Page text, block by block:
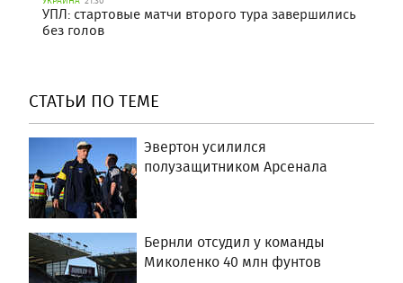
УПЛ: стартовые матчи второго тура завершились
без голов
СТАТЬИ ПО ТЕМЕ
Эвертон усилился
полузащитником Арсенала
Бернли отсудил у команды
Миколенко 40 млн фунтов